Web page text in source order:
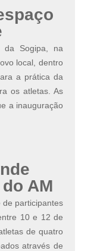
da Sogipa, na
local, dentro
a prática da
os atletas. As
a inauguração
AM
de participantes
10 e 12 de
de quatro
através de